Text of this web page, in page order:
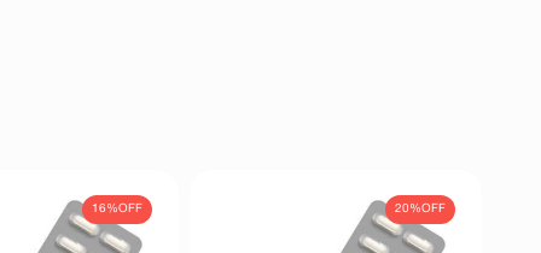
16%OFF 20%OFF